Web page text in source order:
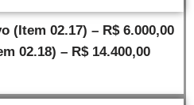
(Item 02.17) – R$ 6.000,00
02.18) – R$ 14.400,00